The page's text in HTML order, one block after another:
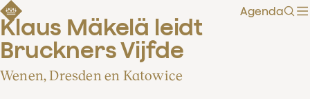
Agenda
Klaus Mäkelä leidt
Bruckners Vijfde
Wenen, Dresden en Katowice